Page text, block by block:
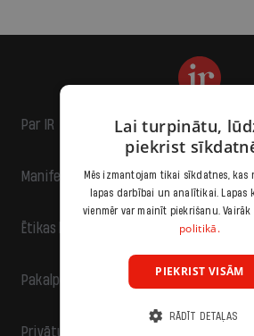
Par IR
Manifests
Ētikas kodekss
Pakalpojumu sniegšanas noteikumi
Privātuma politika
Lai turpinātu,
piekrist
Mēs izmantojam tikai sīkdatnes, kas
lapas darbībai un analītikai. Lapas
vienmēr var mainīt piekrišanu. Vairāk
politikā.
PIEKRIST VISĀM
RĀDĪT DETAĻAS